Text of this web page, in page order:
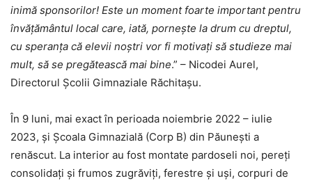
inimă sponsorilor! Este un moment foarte important pentru
învățământul local care, iată, pornește la drum cu dreptul,
cu speranța că elevii noștri vor fi motivați să studieze mai
mult, să se pregătească mai bine.” – Nicodei Aurel,
Directorul Școlii Gimnaziale Răchitașu.
În 9 luni, mai exact în perioada noiembrie 2022 – iulie
2023, și Școala Gimnazială (Corp B) din Păunești a
renăscut. La interior au fost montate pardoseli noi, pereți
consolidați și frumos zugrăviți, ferestre și uși, corpuri de